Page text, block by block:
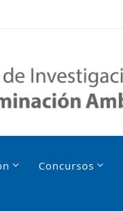
Concursos